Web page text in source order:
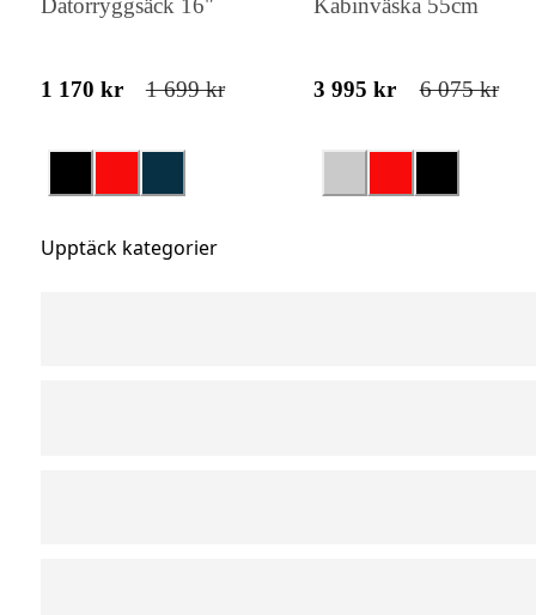
Datorryggsäck 16"
1 170 kr 1 699 kr
Kabinväska 55cm
3 995 kr 6 075 kr
Upptäck kategorier